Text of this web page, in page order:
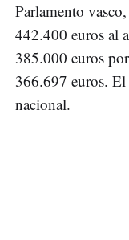
Parlamento
442.400 euros al
385.000 euros
366.697 euros. El
nacional.